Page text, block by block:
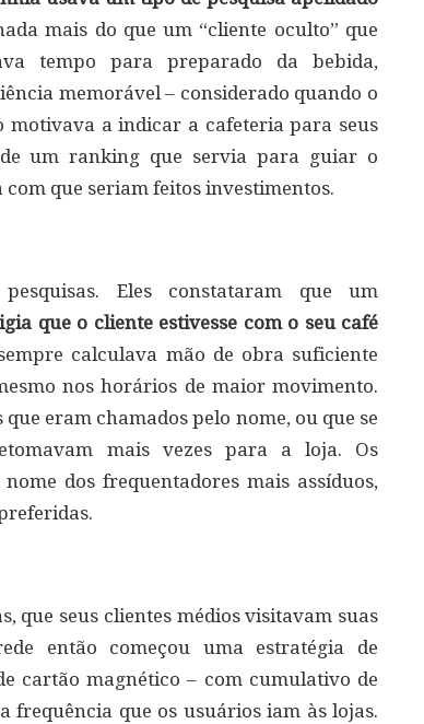
mais do que um “cliente oculto” que
tempo para preparado da bebida,
memorável – considerado quando o
motivava a indicar a cafeteria para seus
um ranking que servia para guiar o
que seriam feitos investimentos.
Eles constataram que um
que o cliente estivesse com o seu café
calculava mão de obra suficiente
nos horários de maior movimento.
eram chamados pelo nome, ou que se
mais vezes para a loja. Os
dos frequentadores mais assíduos,
que seus clientes médios visitavam suas
então começou uma estratégia de
cartão magnético – com cumulativo de
frequência que os usuários iam às lojas.